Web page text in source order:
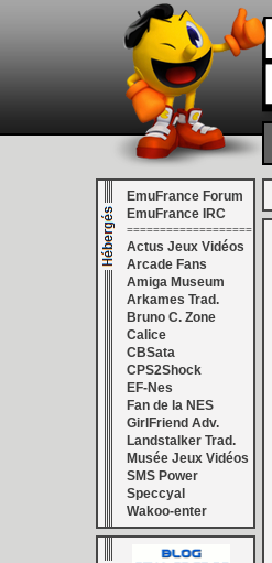
EmuFrance Forum
EmuFrance IRC
===================
Actus Jeux Vidéos
Arcade Fans
Amiga Museum
Arkames Trad.
Bruno C. Zone
Calice
CBSata
CPS2Shock
EF-Nes
Fan de la NES
GirlFriend Adv.
Landstalker Trad.
Musée Jeux Vidéos
SMS Power
Speccyal
Wakoo-enter